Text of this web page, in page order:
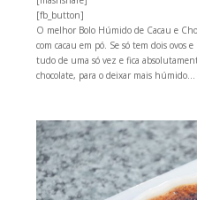
[fb_button]
O melhor Bolo Húmido de Cacau e
com cacau em pó. Se só tem dois ovos
tudo de uma só vez e fica
chocolate, para o deixar mais húmido...